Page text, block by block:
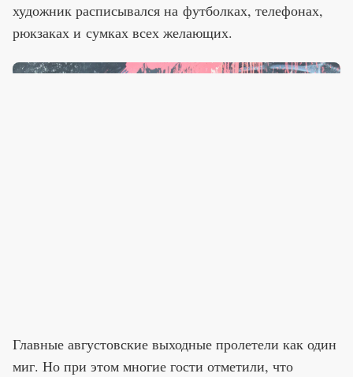
художник расписывался на футболках, телефонах,
рюкзаках и сумках всех желающих.
Главные августовские выходные пролетели как один
миг. Но при этом многие гости отметили, что